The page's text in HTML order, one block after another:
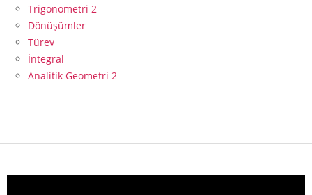
Trigonometri 2
Dönüşümler
Türev
İntegral
Analitik Geometri 2